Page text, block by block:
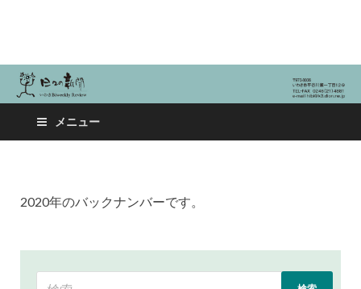
日々の新聞
メニュー
2020年のバックナンバーです。